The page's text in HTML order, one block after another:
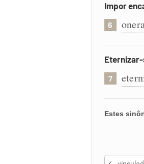
Impor
6
7
Estes